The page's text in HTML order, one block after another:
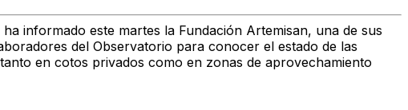
informado este martes la Fundación Artemisan, una de sus
del Observatorio para conocer el estado de las
en cotos privados como en zonas de aprovechamiento